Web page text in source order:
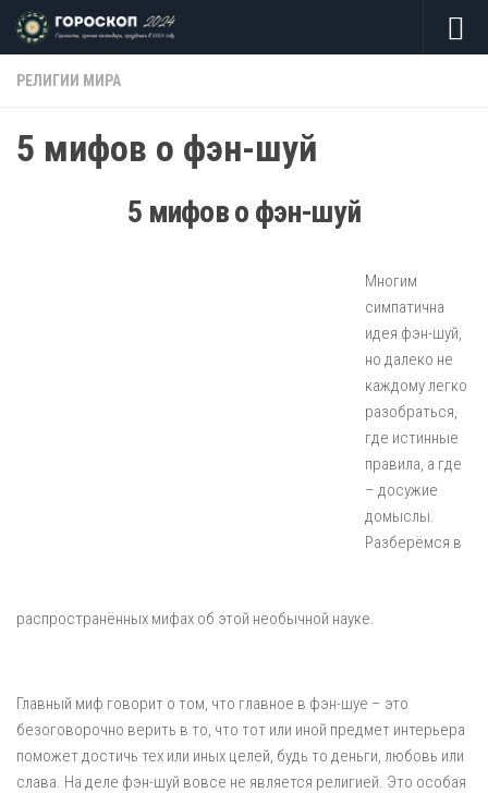
Skip to content
РЕЛИГИИ МИРА
5 мифов о фэн-шуй
5 мифов о фэн-шуй
Многим
симпатична
идея фэн-шуй,
но далеко не
каждому легко
разобраться,
где истинные
правила, а где
– досужие
домыслы.
Разберёмся в
распространённых мифах об этой необычной науке.
Главный миф говорит о том, что главное в фэн-шуе – это
безоговорочно верить в то, что тот или иной предмет интерьера
поможет достичь тех или иных целей, будь то деньги, любовь или
слава. На деле фэн-шуй вовсе не является религией. Это особая